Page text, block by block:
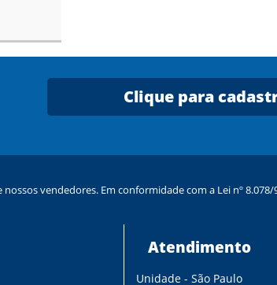
Clique para
vendedores. Em conformidade com a Lei nº
Atendimento
Unidade - São Paulo